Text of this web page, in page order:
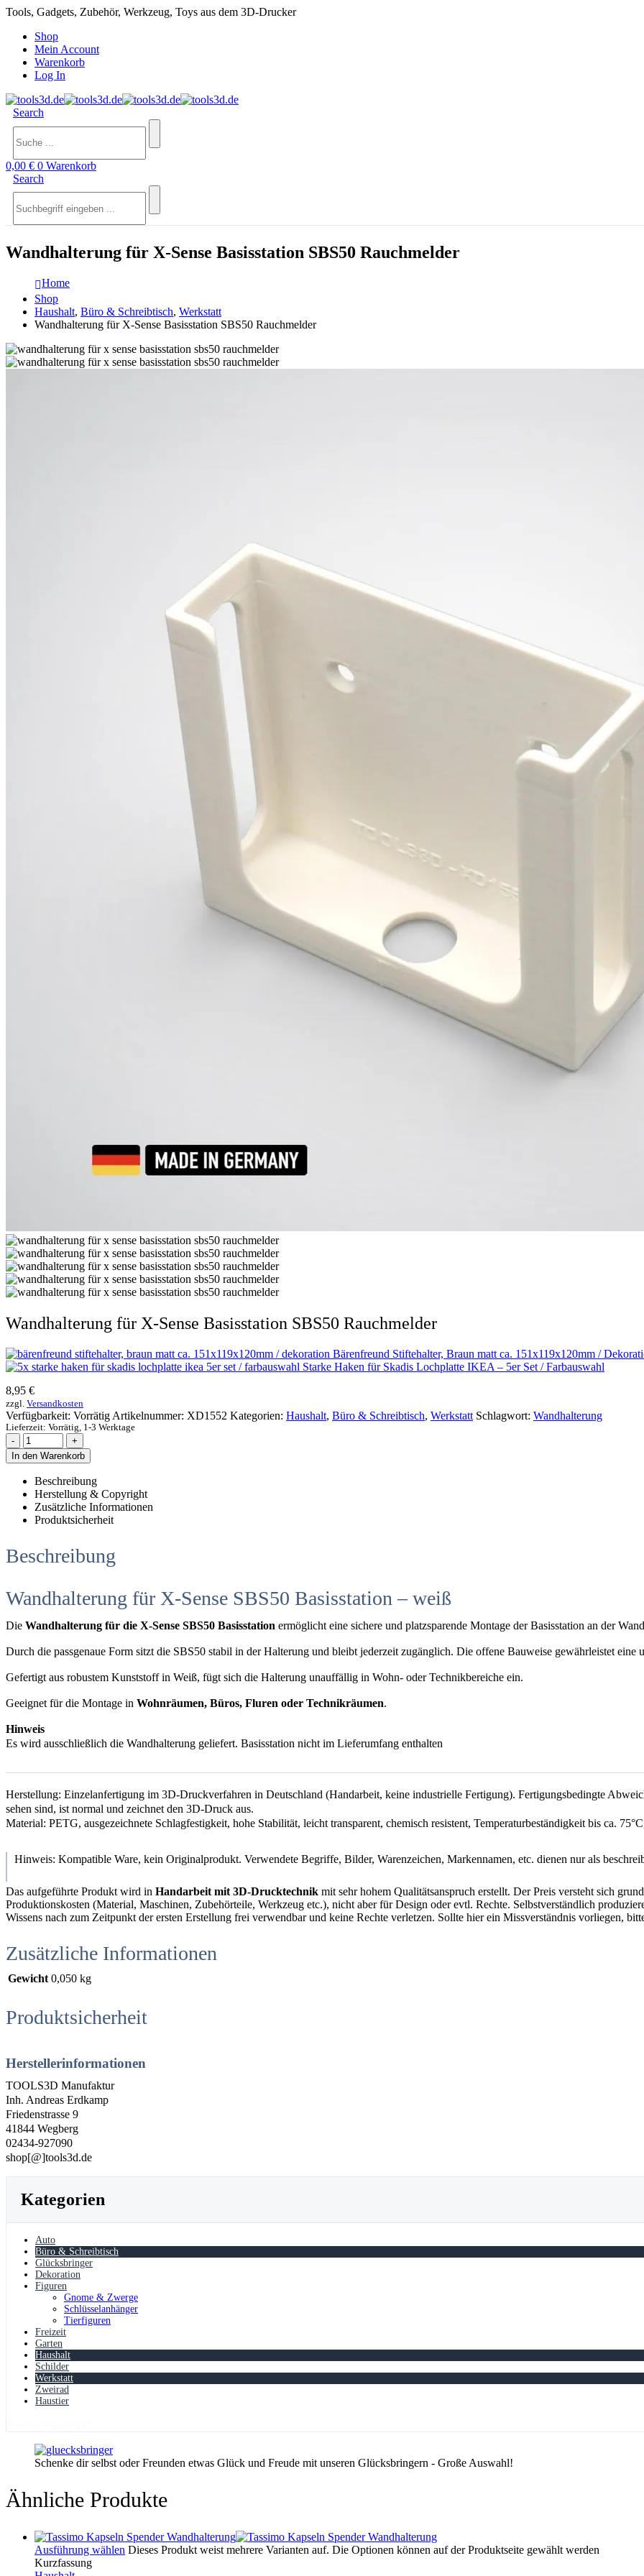
Tools, Gadgets, Zubehör, Werkzeug, Toys aus dem 3D-Drucker
Shop
Mein Account
Warenkorb
Log In
Search
0,00 € 0 Warenkorb
Search
Wandhalterung für X-Sense Basisstation SBS50 Rauchmelder
Home
Shop
Haushalt, Büro & Schreibtisch, Werkstatt
Wandhalterung für X-Sense Basisstation SBS50 Rauchmelder
Wandhalterung für X-Sense Basisstation SBS50 Rauchmelder
Bärenfreund Stiftehalter, Braun matt ca. 151x119x120mm /
Starke Haken für Skadis Lochplatte IKEA – 5er Set / Farbauswahl
8,95 €
zzgl. Versandkosten
Verfügbarkeit: Vorrätig Artikelnummer: XD1552 Kategorien: Haushalt, Büro & Schreibtisch, Werkstatt Schlagwort: Wandhalterung
Lieferzeit: Vorrätig, 1-3 Werktage
-
+
In den Warenkorb
Beschreibung
Herstellung & Copyright
Zusätzliche Informationen
Produktsicherheit
Beschreibung
Wandhalterung für X-Sense SBS50 Basisstation – weiß
Die Wandhalterung für die X-Sense SBS50 Basisstation ermöglicht eine sichere und platzsparende Montage der Basisstation an der
Durch die passgenaue Form sitzt die SBS50 stabil in der Halterung und bleibt jederzeit zugänglich. Die offene Bauweise gewährleistet
Gefertigt aus robustem Kunststoff in Weiß, fügt sich die Halterung unauffällig in Wohn- oder Technikbereiche ein.
Geeignet für die Montage in Wohnräumen, Büros, Fluren oder Technikräumen.
Hinweis
Es wird ausschließlich die Wandhalterung geliefert. Basisstation nicht im Lieferumfang enthalten
Herstellung: Einzelanfertigung im 3D-Druckverfahren in Deutschland (Handarbeit, keine industrielle Fertigung). Fertigungsbedingte
sehen sind, ist normal und zeichnet den 3D-Druck aus.
Material: PETG, ausgezeichnete Schlagfestigkeit, hohe Stabilität, leicht transparent, chemisch resistent, Temperaturbeständigkeit bis ca.
Hinweis: Kompatible Ware, kein Originalprodukt. Verwendete Begriffe, Bilder, Warenzeichen, Markennamen, etc. dienen nur als
Das aufgeführte Produkt wird in Handarbeit mit 3D-Drucktechnik mit sehr hohem Qualitätsanspruch erstellt. Der Preis versteht sich
Produktionskosten (Material, Maschinen, Zubehörteile, Werkzeug etc.), nicht aber für Design oder evtl. Rechte. Selbstverständlich
Wissens nach zum Zeitpunkt der ersten Erstellung frei verwendbar und keine Rechte verletzen. Sollte hier ein Missverständnis vorliegen,
Zusätzliche Informationen
Gewicht 0,050 kg
Produktsicherheit
Herstellerinformationen
TOOLS3D Manufaktur
Inh. Andreas Erdkamp
Friedenstrasse 9
41844 Wegberg
02434-927090
shop[@]tools3d.de
Kategorien
Auto
Büro & Schreibtisch
Glücksbringer
Dekoration
Figuren
Gnome & Zwerge
Schlüsselanhänger
Tierfiguren
Freizeit
Garten
Haushalt
Schilder
Werkstatt
Zweirad
Haustier
Schenke dir selbst oder Freunden etwas Glück und Freude mit unseren Glücksbringern - Große Auswahl!
Ähnliche Produkte
Ausführung wählen Dieses Produkt weist mehrere Varianten auf. Die Optionen können auf der Produktseite gewählt werden
Kurzfassung